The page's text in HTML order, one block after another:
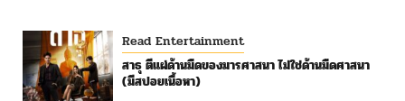
Read Entertainment
สาธุ ตีแผ่ด้านมืดของมารศาสนา ไม่ใช่ด้านมืดศาสนา
(มีสปอยเนื้อหา)